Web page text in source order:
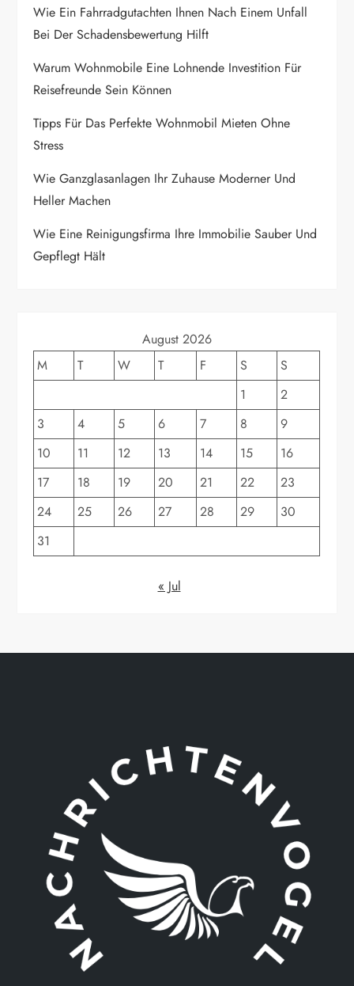
i
g
a
t
i
o
n
Wie Ein Fahrradgutachten Ihnen Nach Einem Unfall
Bei Der Schadensbewertung Hilft
Warum Wohnmobile Eine Lohnende Investition Für
Reisefreunde Sein Können
Tipps Für Das Perfekte Wohnmobil Mieten Ohne
Stress
Wie Ganzglasanlagen Ihr Zuhause Moderner Und
Heller Machen
Wie Eine Reinigungsfirma Ihre Immobilie Sauber Und
Gepflegt Hält
August 2026
M
T W T F S
S
1
2
3
4 5 6 7 8
9
10
11 12 13 14 15
16
17
18 19 20 21 22
23
24
25 26 27 28 29
30
31
« Jul